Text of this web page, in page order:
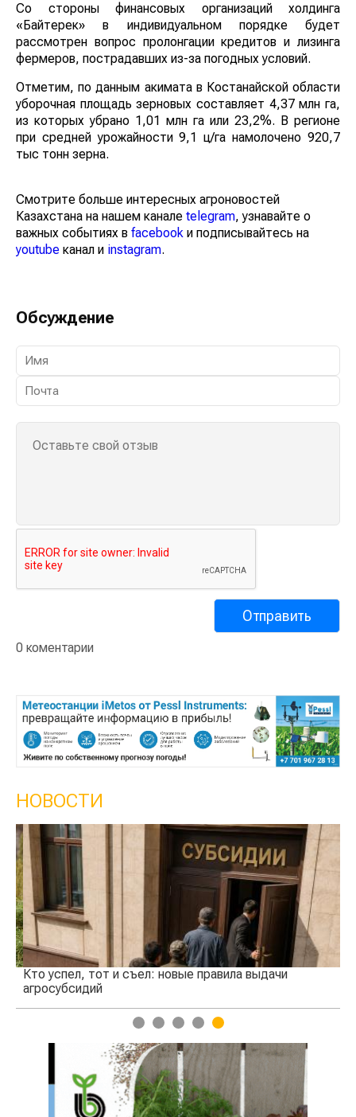
Со стороны финансовых организаций холдинга
«Байтерек» в индивидуальном порядке будет
рассмотрен вопрос пролонгации кредитов и лизинга
фермеров, пострадавших из-за погодных условий.
Отметим, по данным акимата в Костанайской области
уборочная площадь зерновых составляет 4,37 млн га,
из которых убрано 1,01 млн га или 23,2%. В регионе
при средней урожайности 9,1 ц/га намолочено 920,7
тыс тонн зерна.
Смотрите больше интересных агроновостей
Казахстана на нашем канале telegram, узнавайте о
важных событиях в facebook и подписывайтесь на
youtube канал и instagram.
Обсуждение
0 коментарии
НОВОСТИ
Кто успел, тот и съел: новые правила выдачи
агросубсидий
1 2 3 4 5